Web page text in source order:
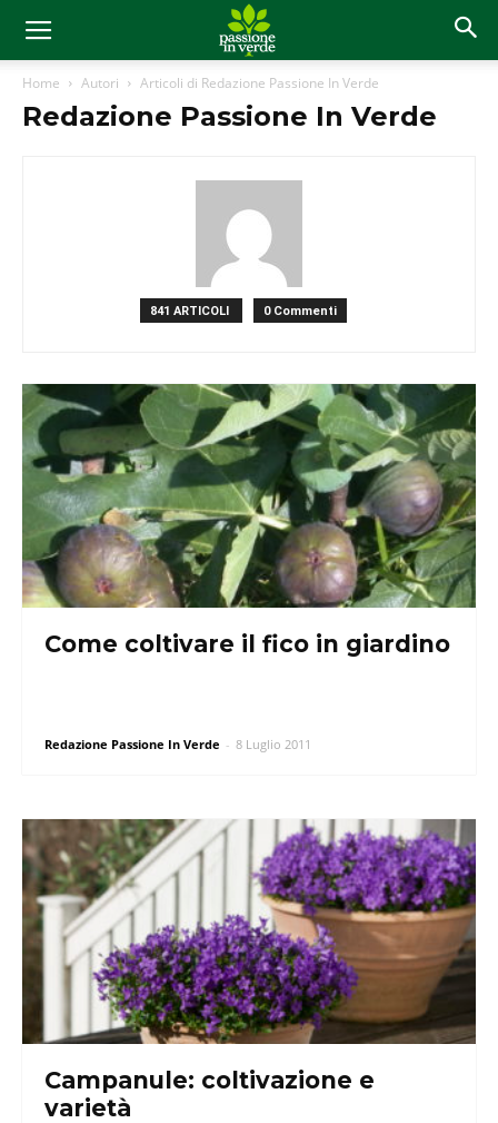
Home Autori Articoli di Redazione Passione In Verde
Redazione Passione In Verde
841 ARTICOLI 0 Commenti
Come coltivare il fico in giardino
Redazione Passione In Verde - 8 Luglio 2011
Campanule: coltivazione e
varietà